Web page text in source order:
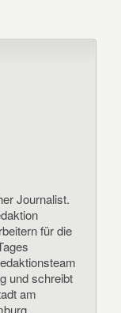
Journalist.
für die
und schreibt
am